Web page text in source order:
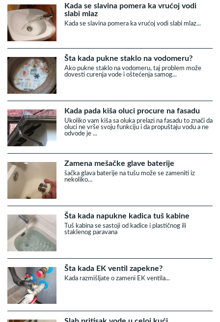
Kada se slavina pomera ka vrućoj vodi
slabi mlaz
Kada se slavina pomera ka vrućoj vodi slabi mlaz...
Šta kada pukne staklo na vodomeru?
Ako pukne staklo na vodomeru, taj problem može
dovesti curenja vode i oštećenja samog...
Kada pada kiša oluci procure na fasadu
Ukoliko vam kiša sa oluka prelazi na fasadu to znači da
oluci ne vrše svoju funkciju i da propuštaju vodu a ne
odvode je ...
Zamena mešačke glave baterije
šačka glava baterije na tušu može se zameniti iz
nekoliko...
Šta kada napukne kadica tuš kabine
Tuš kabina se sastoji od kadice i plastičnog ili
staklenog paravana
Šta kada EK ventil zapekne?
Kada razmišljate o zameni EK ventila...